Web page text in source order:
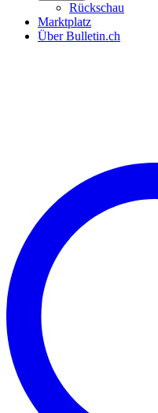
Rückschau
Marktplatz
Über Bulletin.ch